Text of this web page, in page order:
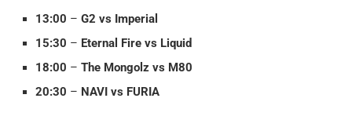
13:00 – G2 vs Imperial
15:30 – Eternal Fire vs Liquid
18:00 – The Mongolz vs M80
20:30 – NAVI vs FURIA